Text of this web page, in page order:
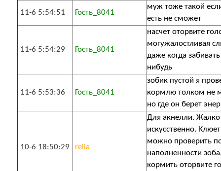
11-6 5:54:51 Гость_8041
муж тоже такой
есть не сможет
11-6 5:54:29 Гость_8041
насчет оторвите
могужалостливая
даже когда
нибудь
11-6 5:53:36 Гость_8041
зобик пустой я
кормлю толком не
но где он берет
10-6 18:50:29 rella
Для акнелли.
искусственно.
можно проверить
наполненности
кормить оторвите